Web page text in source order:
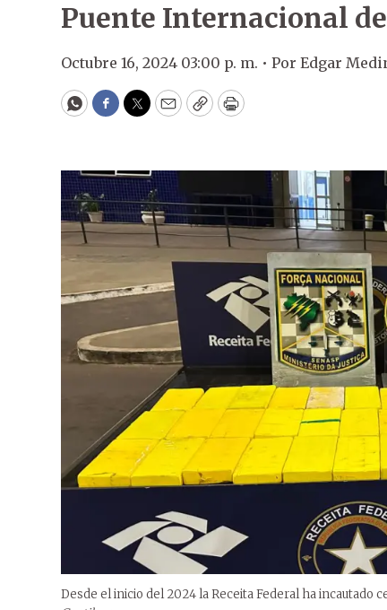
Puente Internacional
Octubre 16, 2024 03:00 p. m. • Por Edgar
WhatsApp
Facebook
Twitter
EmailCopyPrint
Desde el inicio del 2024 la Receita Federal ha incautado